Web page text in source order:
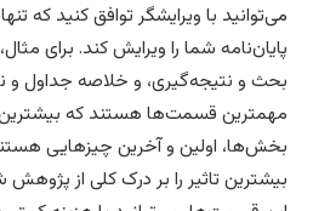
می‌توانید با ویرایشگر توافق کنید که
پایان‌نامه شما را ویرایش کند. برای
بحث و نتیجه‌گیری، و خلاصه جداول و
مهمترین قسمت‌ها هستند که بیشترین
بخش‌ها، اولین و آخرین چیزهایی
بیشترین تاثیر را بر درک کلی از پژوهش